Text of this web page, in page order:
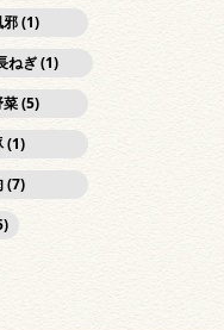
邪 (1)
ねぎ (1)
菜 (5)
(1)
(7)